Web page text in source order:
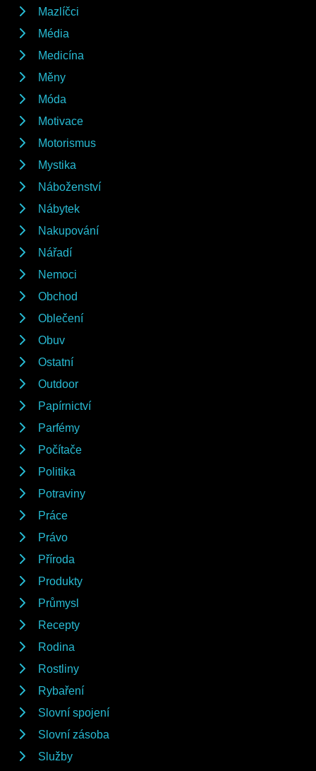
Mazlíčci
Média
Medicína
Měny
Móda
Motivace
Motorismus
Mystika
Náboženství
Nábytek
Nakupování
Nářadí
Nemoci
Obchod
Oblečení
Obuv
Ostatní
Outdoor
Papírnictví
Parfémy
Počítače
Politika
Potraviny
Práce
Právo
Příroda
Produkty
Průmysl
Recepty
Rodina
Rostliny
Rybaření
Slovní spojení
Slovní zásoba
Služby